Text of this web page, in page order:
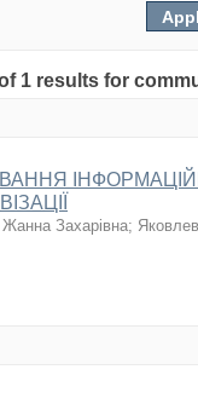
1 results for
Захарівна;